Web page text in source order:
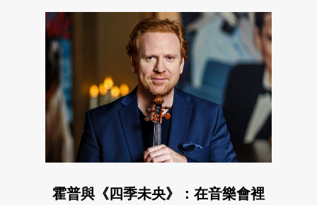
霍普與《四季未央》：在音樂會裡